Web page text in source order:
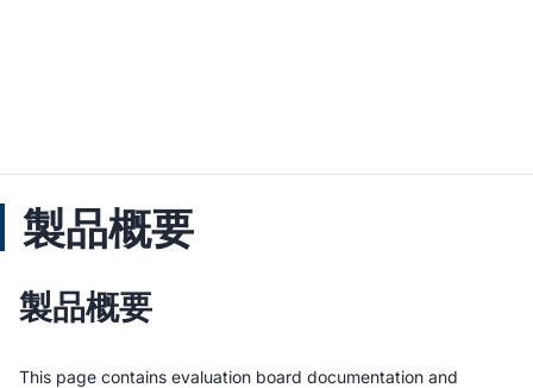
製品概要
製品概要
This page contains evaluation board documentation and